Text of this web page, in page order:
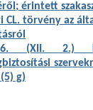
érintett
CL. törvény az
(XII. 2.)
g)